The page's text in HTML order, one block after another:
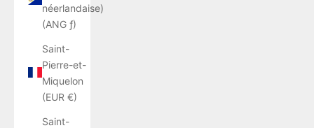
néerlandaise)
(ANG ƒ)
Saint-
Pierre-et-
Miquelon
(EUR €)
Saint-